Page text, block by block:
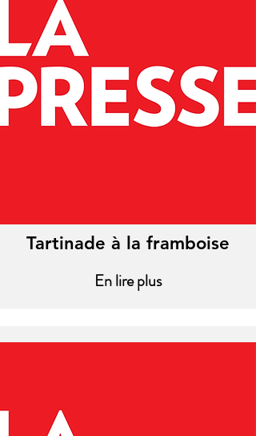
Tartinade à la framboise
En lire plus